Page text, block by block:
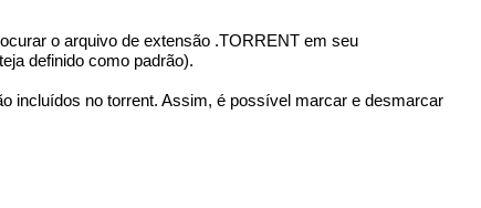
o arquivo de extensão .TORRENT em seu
definido como padrão).
incluídos no torrent. Assim, é possível marcar e desmarcar